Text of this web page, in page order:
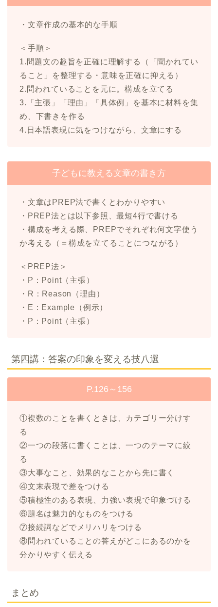
・文章作成の基本的な手順
＜手順＞
1.問題文の趣旨を正確に理解する（「聞かれてい
ること」を整理する・意味を正確に抑える）
2.問われていることを元に。構成を立てる
3.「主張」「理由」「具体例」を基本に材料を集
め、下書きを作る
4.日本語表現に気をつけながら、文章にする
子どもに教える文章の書き方
・文章はPREP法で書くとわかりやすい
・PREP法とは以下参照、最短4行で書ける
・構成を考える際、PREPでそれぞれ何文字使う
か考える（＝構成を立てることにつながる）
＜PREP法＞
・P：Point（主張）
・R：Reason（理由）
・E：Example（例示）
・P：Point（主張）
第四講：答案の印象を変える技八選
P.126～156
①複数のことを書くときは、カテゴリー分けす
る
②一つの段落に書くことは、一つのテーマに絞
る
③大事なこと、効果的なことから先に書く
④文末表現で差をつける
⑤積極性のある表現、力強い表現で印象づける
⑥題名は魅力的なものをつける
⑦接続詞などでメリハリをつける
⑧問われていることの答えがどこにあるのかを
分かりやすく伝える
まとめ